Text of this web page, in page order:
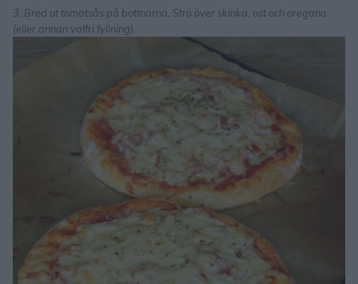
3. Bred ut tomatsås på bottnarna. Strö över skinka, ost och oregano
(eller annan valfri fyllning).